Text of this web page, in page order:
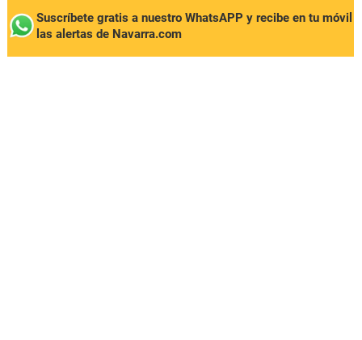
Suscríbete gratis a nuestro WhatsAPP y recibe en tu móvil
las alertas de Navarra.com